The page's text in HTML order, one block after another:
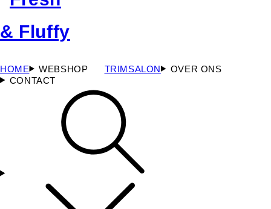
HOME WEBSHOP TRIMSALON
OVER ONS
CONTACT